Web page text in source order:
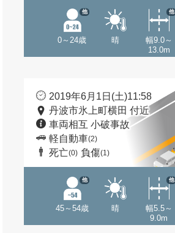
0～24歳
他
晴
幅9.0～
13.0m
他
2019年6月1日(土)11:58
丹波市氷上町横田 付近
車両相互 小破事故
軽自動車(2)
死亡(0) 負傷(1)
45～54歳
他
晴
幅5.5～
9.0m
他